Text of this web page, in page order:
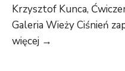
Krzysztof Kunca,
Galeria Wieży Ciśnień
więcej →